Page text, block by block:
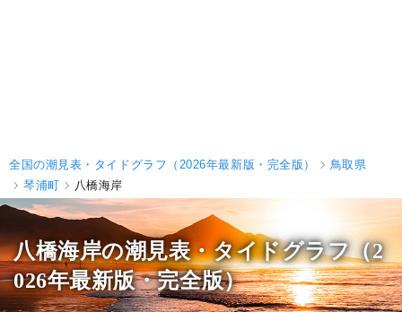
全国の潮見表・タイドグラフ（2026年最新版・完全版）
鳥取県
琴浦町
八橋海岸
八橋海岸の潮見表・タイドグラフ（2
026年最新版・完全版）